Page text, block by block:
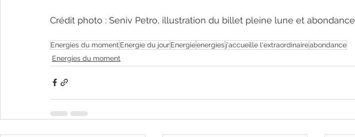
Crédit photo : Seniv Petro, illustration du billet pleine lune et abondance
Energies du moment Energie du jourEnergieenergiesj'accueille l'extraordinaireabondance
Energies du moment